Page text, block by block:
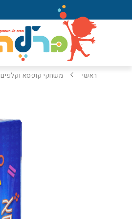
ראשי משחקי קופסא וקלפים